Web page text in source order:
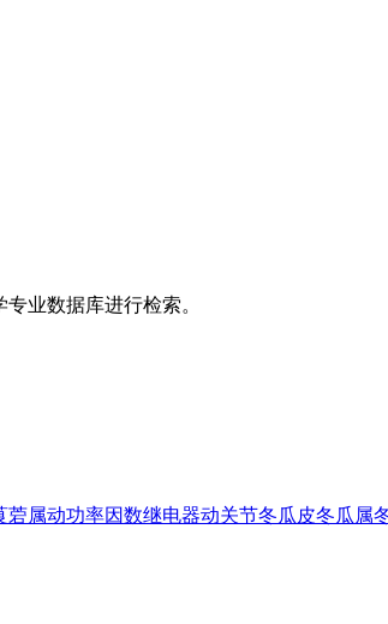
业数据库进行检索。
菪属动功率因数继电器动关节冬瓜皮冬瓜属